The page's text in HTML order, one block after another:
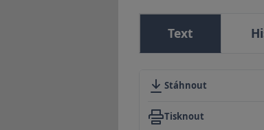
Text
Stáhnout
Tisknout